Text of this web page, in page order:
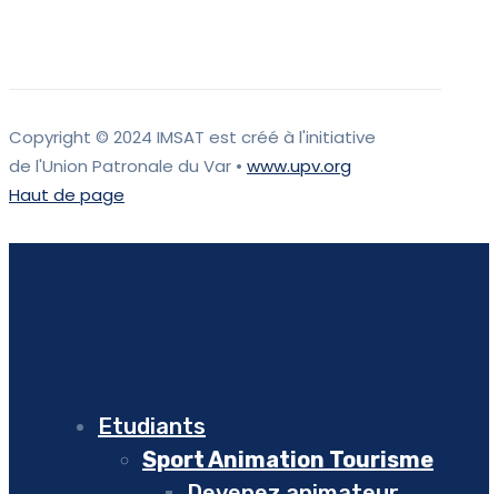
Copyright © 2024 IMSAT est créé à l'initiative
de l'Union Patronale du Var • www.upv.org
Haut de page
Etudiants
Sport Animation Tourisme